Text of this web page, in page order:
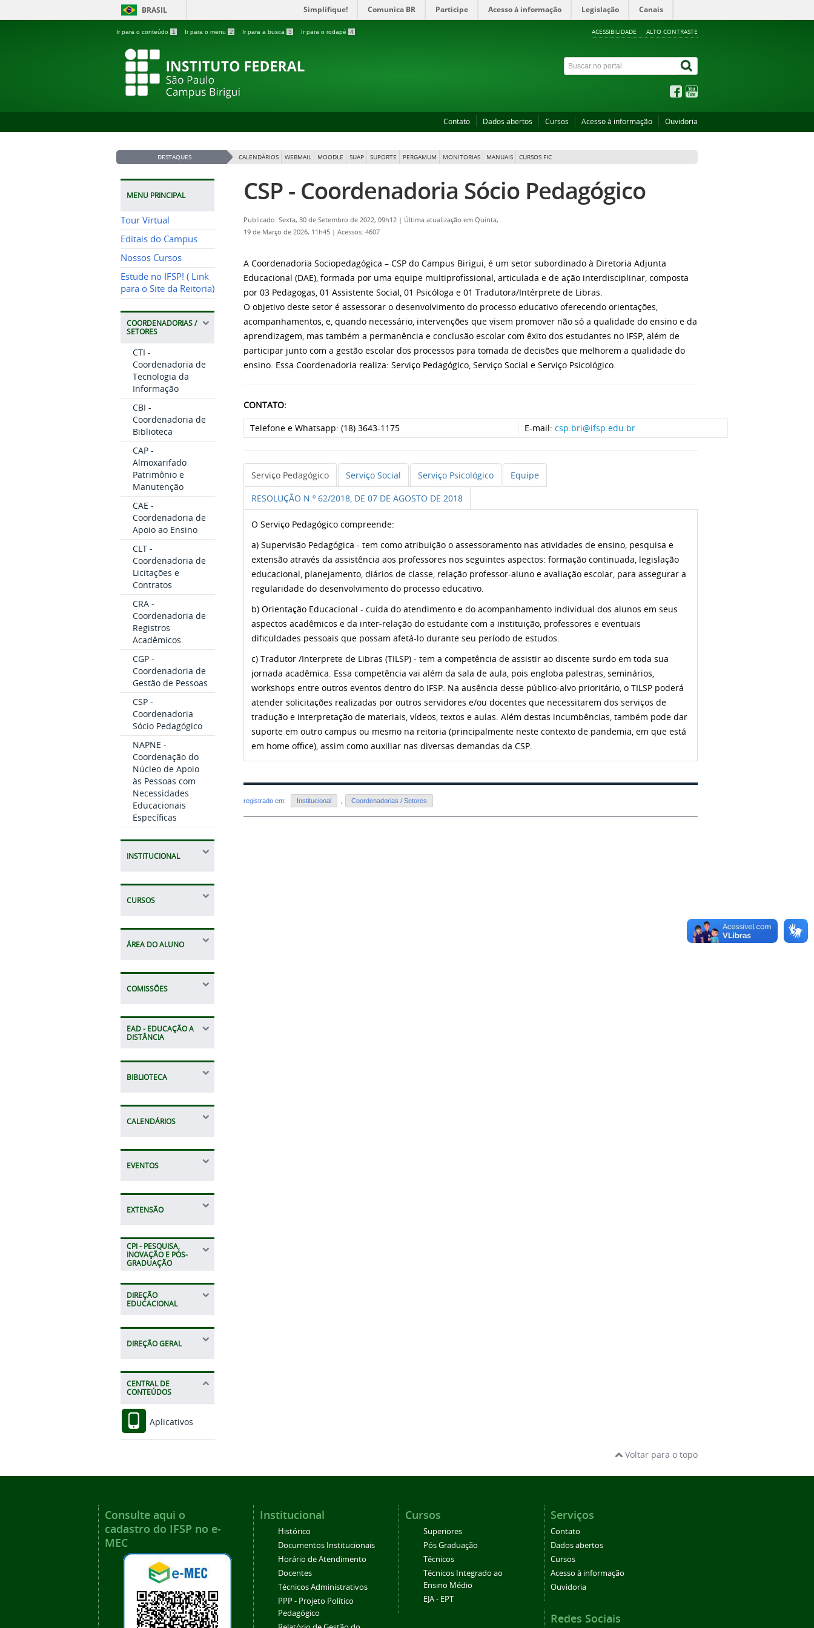
BRASIL Simplifique! Comunica BR Participe Acesso à informação Legislação Canais
Ir para o conteúdo 1 Ir para o menu 2 Ir para a busca 3 Ir para o rodapé 4 ACESSIBILIDADE ALTO CONTRASTE
Contato Dados abertos Cursos Acesso à informação Ouvidoria
DESTAQUES CALENDÁRIOS WEBMAIL MOODLE SUAP SUPORTE PERGAMUM MONITORIAS MANUAIS CURSOS FIC
MENU PRINCIPAL
Tour Virtual
Editais do Campus
Nossos Cursos
Estude no IFSP! ( Link
para o Site da Reitoria)
COORDENADORIAS /
SETORES
CTI -
Coordenadoria de
Tecnologia da
Informação
CBI -
Coordenadoria de
Biblioteca
CAP -
Almoxarifado
Patrimônio e
Manutenção
CAE -
Coordenadoria de
Apoio ao Ensino
CLT -
Coordenadoria de
Licitações e
Contratos
CRA -
Coordenadoria de
Registros
Acadêmicos.
CGP -
Coordenadoria de
Gestão de Pessoas
CSP -
Coordenadoria
Sócio Pedagógico
NAPNE -
Coordenação do
Núcleo de Apoio
às Pessoas com
Necessidades
Educacionais
Específicas
INSTITUCIONAL
CURSOS
ÁREA DO ALUNO
COMISSÕES
EAD - EDUCAÇÃO A
DISTÂNCIA
BIBLIOTECA
CALENDÁRIOS
EVENTOS
EXTENSÃO
CPI - PESQUISA,
INOVAÇÃO E PÓS-
GRADUAÇÃO
DIREÇÃO
EDUCACIONAL
DIREÇÃO GERAL
CENTRAL DE
CONTEÚDOS
Aplicativos
CSP - Coordenadoria Sócio Pedagógico
Publicado: Sexta, 30 de Setembro de 2022, 09h12 | Última atualização em Quinta,
19 de Março de 2026, 11h45 | Acessos: 4607
A Coordenadoria Sociopedagógica – CSP do Campus Birigui, é um setor subordinado à Diretoria Adjunta
Educacional (DAE), formada por uma equipe multiprofissional, articulada e de ação interdisciplinar, composta
por 03 Pedagogas, 01 Assistente Social, 01 Psicóloga e 01 Tradutora/Intérprete de Libras.
O objetivo deste setor é assessorar o desenvolvimento do processo educativo oferecendo orientações,
acompanhamentos, e, quando necessário, intervenções que visem promover não só a qualidade do ensino e da
aprendizagem, mas também a permanência e conclusão escolar com êxito dos estudantes no IFSP, além de
participar junto com a gestão escolar dos processos para tomada de decisões que melhorem a qualidade do
ensino. Essa Coordenadoria realiza: Serviço Pedagógico, Serviço Social e Serviço Psicológico.
CONTATO:
Telefone e Whatsapp: (18) 3643-1175
E-mail: csp.bri@ifsp.edu.br
Serviço Pedagógico Serviço Social Serviço Psicológico
Equipe
RESOLUÇÃO N.º 62/2018, DE 07 DE AGOSTO DE 2018
O Serviço Pedagógico compreende:
a) Supervisão Pedagógica - tem como atribuição o assessoramento nas atividades de ensino, pesquisa e
extensão através da assistência aos professores nos seguintes aspectos: formação continuada, legislação
educacional, planejamento, diários de classe, relação professor-aluno e avaliação escolar, para assegurar a
regularidade do desenvolvimento do processo educativo.
b) Orientação Educacional - cuida do atendimento e do acompanhamento individual dos alunos em seus
aspectos acadêmicos e da inter-relação do estudante com a instituição, professores e eventuais
dificuldades pessoais que possam afetá-lo durante seu período de estudos.
c) Tradutor /Interprete de Libras (TILSP) - tem a competência de assistir ao discente surdo em toda sua
jornada acadêmica. Essa competência vai além da sala de aula, pois engloba palestras, seminários,
workshops entre outros eventos dentro do IFSP. Na ausência desse público-alvo prioritário, o TILSP poderá
atender solicitações realizadas por outros servidores e/ou docentes que necessitarem dos serviços de
tradução e interpretação de materiais, vídeos, textos e aulas. Além destas incumbências, também pode dar
suporte em outro campus ou mesmo na reitoria (principalmente neste contexto de pandemia, em que está
em home office), assim como auxiliar nas diversas demandas da CSP.
registrado em: Institucional Coordenadorias / Setores
Voltar para o topo
Consulte aqui o
cadastro do IFSP no e-
MEC
Institucional
Histórico
Documentos Institucionais
Horário de Atendimento
Docentes
Técnicos Administrativos
PPP - Projeto Político
Pedagógico
Cursos
Superiores
Pós Graduação
Técnicos
Técnicos Integrado ao
Ensino Médio
EJA - EPT
Serviços
Contato
Dados abertos
Cursos
Acesso à informação
Ouvidoria
Redes Sociais